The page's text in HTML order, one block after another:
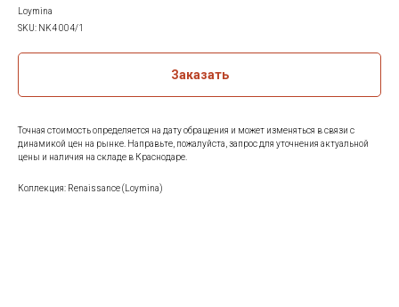
Loymina
SKU: NK4 004/1
Заказать
Точная стоимость определяется на дату обращения и может изменяться в связи с
динамикой цен на рынке. Направьте, пожалуйста, запрос для уточнения актуальной
цены и наличия на складе в Краснодаре.
Коллекция: Renaissance (Loymina)